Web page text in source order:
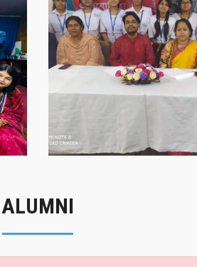
সাফল্যের স্মৃতি
সাফল্যের স্মৃতি
ALUMNI